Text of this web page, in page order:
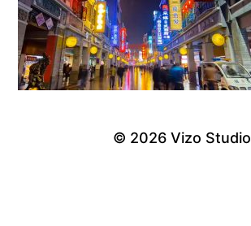
© 2026 Vizo Studio